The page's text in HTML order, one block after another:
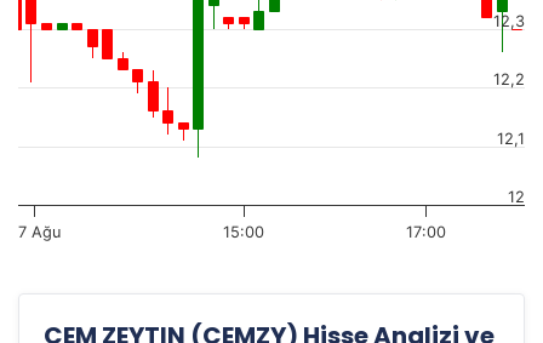
7 Ağu 15:00 17:00
12
12,1
12,2
12,3
CEM ZEYTIN (CEMZY) Hisse Analizi ve